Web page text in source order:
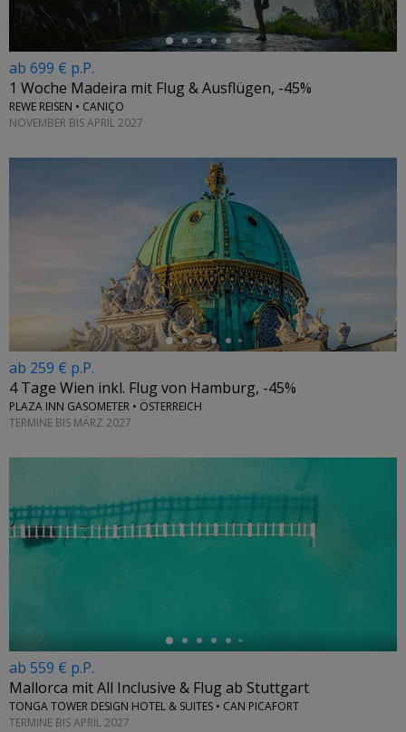
ab 699 € p.P.
1 Woche Madeira mit Flug & Ausflügen, -45%
REWE REISEN • CANIÇO
NOVEMBER BIS APRIL 2027
ab 259 € p.P.
4 Tage Wien inkl. Flug von Hamburg, -45%
PLAZA INN GASOMETER • ÖSTERREICH
TERMINE BIS MÄRZ 2027
←
ab 559 € p.P.
Mallorca mit All Inclusive & Flug ab Stuttgart
TONGA TOWER DESIGN HOTEL & SUITES • CAN PICAFORT
TERMINE BIS APRIL 2027